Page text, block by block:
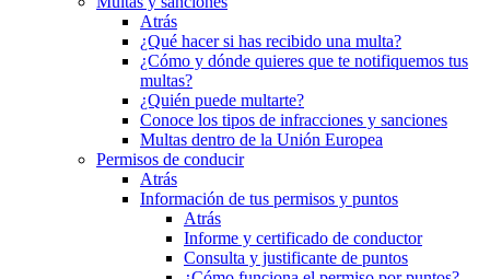
Atrás
¿Qué hacer si has recibido una multa?
¿Cómo y dónde quieres que te notifiquemos tus
multas?
¿Quién puede multarte?
Conoce los tipos de infracciones y sanciones
Multas dentro de la Unión Europea
Permisos de conducir
Atrás
Información de tus permisos y puntos
Atrás
Informe y certificado de conductor
Consulta y justificante de puntos